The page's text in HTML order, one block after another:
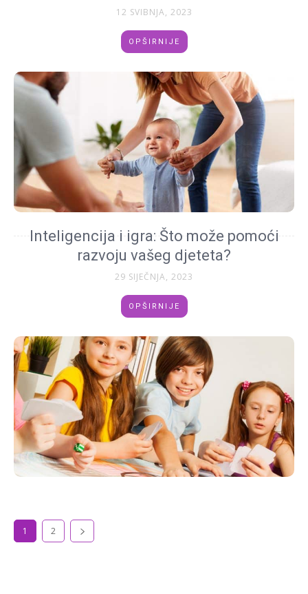
12 SVIBNJA, 2023
OPŠIRNIJE
Inteligencija i igra: Što može pomoći
razvoju vašeg djeteta?
29 SIJEČNJA, 2023
OPŠIRNIJE
1 2